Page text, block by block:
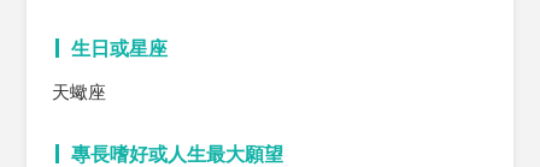
生日或星座
天蠍座
專長嗜好或人生最大願望